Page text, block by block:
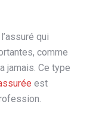
qui
comme
jamais. Ce type
est